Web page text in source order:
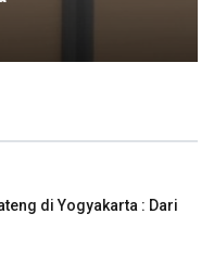
di Yogyakarta : Dari